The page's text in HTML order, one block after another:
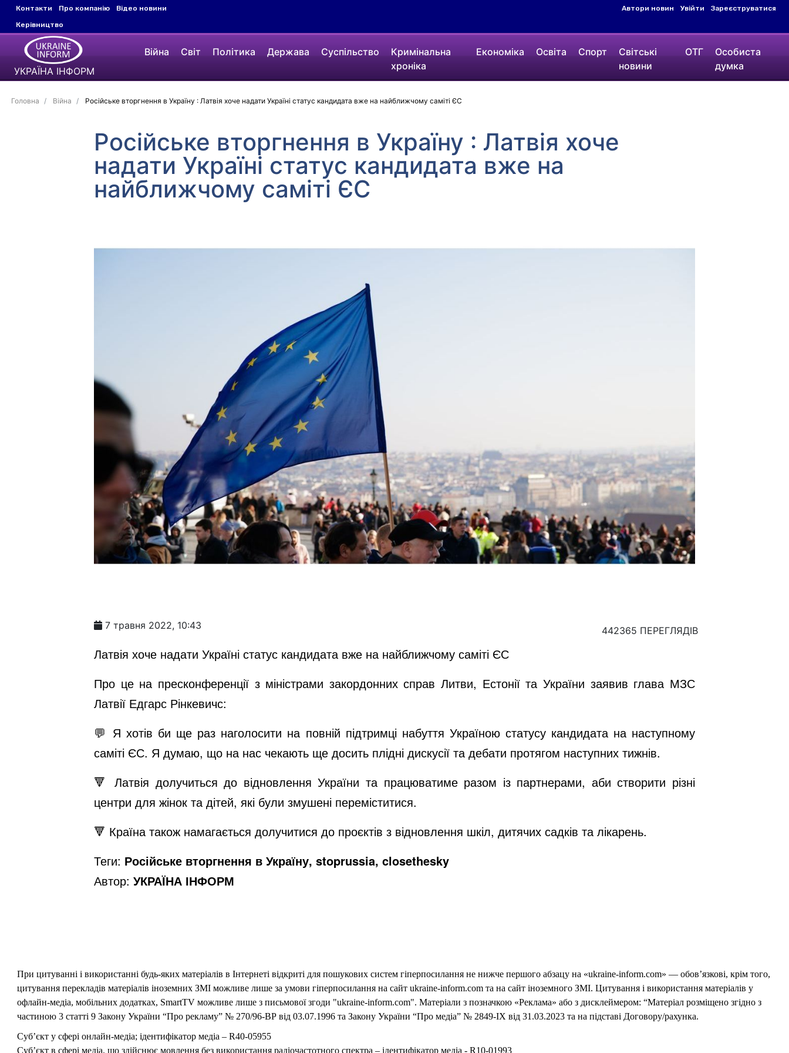
Контакти Про компанію
Відео новини
Керівництво
Автори новин Увійти Зареєструватися
УКРАЇНА ІНФОРМ
Війна Світ Політика Держава Суспільство
Кримінальна
хроніка
Економіка Освіта Спорт
Світські
новини
ОТГ
Особиста
думка
Головна Війна Російське вторгнення в Україну : Латвія хоче надати Україні статус кандидата вже на найближчому саміті ЄС
Російське вторгнення в Україну : Латвія хоче
надати Україні статус кандидата вже на
найближчому саміті ЄС
7 травня 2022, 10:43 442365 ПЕРЕГЛЯДІВ
Латвія хоче надати Україні статус кандидата вже на найближчому саміті ЄС
Про це на пресконференції з міністрами закордонних справ Литви, Естонії та України заявив глава МЗС
Латвії Едгарс Рінкевичс:
💬 Я хотів би ще раз наголосити на повній підтримці набуття Україною статусу кандидата на наступному
саміті ЄС. Я думаю, що на нас чекають ще досить плідні дискусії та дебати протягом наступних тижнів.
🔻 Латвія долучиться до відновлення України та працюватиме разом із партнерами, аби створити різні
центри для жінок та дітей, які були змушені переміститися.
🔻 Країна також намагається долучитися до проєктів з відновлення шкіл, дитячих садків та лікарень.
Теги: Російське вторгнення в Україну, stoprussia, closethesky
Автор: УКРАЇНА ІНФОРМ
При цитуванні і використанні будь-яких матеріалів в Інтернеті відкриті для пошукових систем гіперпосилання не нижче першого абзацу на «ukraine-inform.com» — обов’язкові, крім того,
цитування перекладів матеріалів іноземних ЗМІ можливе лише за умови гіперпосилання на сайт ukraine-inform.com та на сайт іноземного ЗМІ. Цитування і використання матеріалів у
офлайн-медіа, мобільних додатках, SmartTV можливе лише з письмової згоди "ukraine-inform.com". Матеріали з позначкою «Реклама» або з дисклеймером: “Матеріал розміщено згідно з
частиною 3 статті 9 Закону України “Про рекламу” № 270/96-ВР від 03.07.1996 та Закону України “Про медіа” № 2849-IX від 31.03.2023 та на підставі Договору/рахунка.
Суб’єкт у сфері онлайн-медіа; ідентифікатор медіа – R40-05955
Суб’єкт в сфері медіа, що здійснює мовлення без використання радіочастотного спектра – ідентифікатор медіа - R10-01993